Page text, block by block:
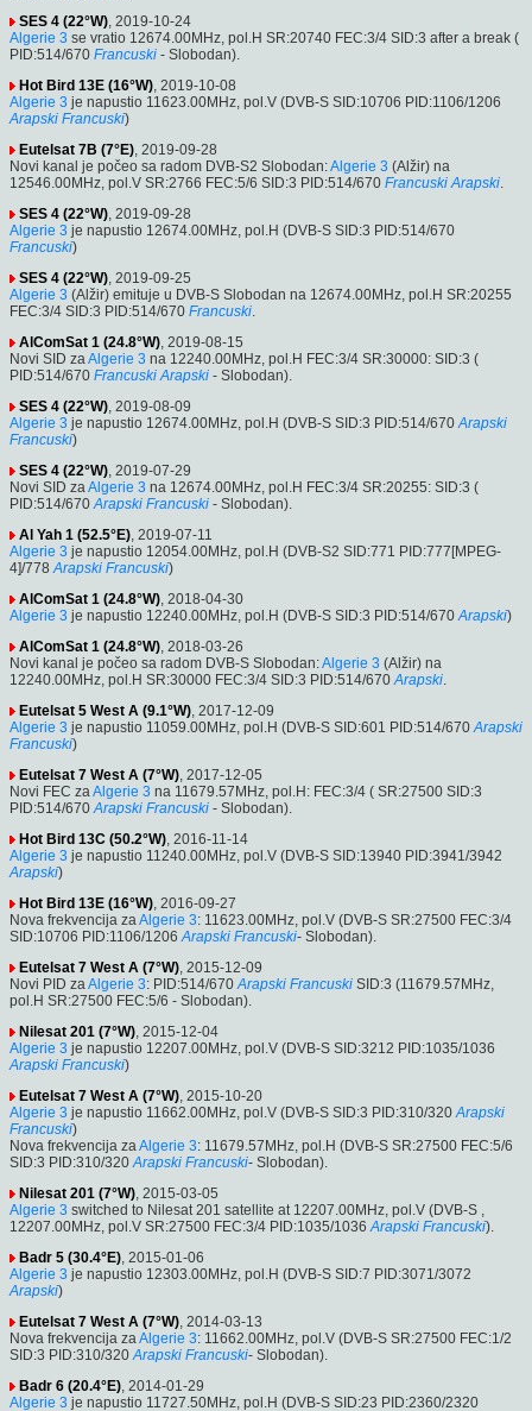
SES 4 (22°W) , 2019-10-24
Algerie 3 se vratio 12674.00MHz, pol.H SR:20740 FEC:3/4 SID:3 after a break (
PID:514/670 Francuski - Slobodan).
Hot Bird 13E (16°W) , 2019-10-08
Algerie 3 je napustio 11623.00MHz, pol.V (DVB-S SID:10706 PID:1106/1206
Arapski Francuski)
Eutelsat 7B (7°E) , 2019-09-28
Novi kanal je počeo sa radom DVB-S2 Slobodan:Algerie 3 (Alžir) na
12546.00MHz, pol.V SR:2766 FEC:5/6 SID:3 PID:514/670 Francuski Arapski
SES 4 (22°W) , 2019-09-28
Algerie 3 je napustio 12674.00MHz, pol.H (DVB-S SID:3 PID:514/670
Francuski)
SES 4 (22°W) , 2019-09-25
Algerie 3 (Alžir) emituje u DVB-S Slobodan na 12674.00MHz, pol.H SR:20255
FEC:3/4 SID:3 PID:514/670 Francuski
AlComSat 1 (24.8°W) , 2019-08-15
Novi SID za Algerie 3 na 12240.00MHz, pol.H FEC:3/4 SR:30000: SID:3 (
PID:514/670 Francuski Arapski - Slobodan).
SES 4 (22°W) , 2019-08-09
Algerie 3 je napustio 12674.00MHz, pol.H (DVB-S SID:3 PID:514/670 Arapski
Francuski)
SES 4 (22°W) , 2019-07-29
Novi SID za Algerie 3 na 12674.00MHz, pol.H FEC:3/4 SR:20255: SID:3 (
PID:514/670 Arapski Francuski - Slobodan).
Al Yah 1 (52.5°E) , 2019-07-11
Algerie 3 je napustio 12054.00MHz, pol.H (DVB-S2 SID:771 PID:777[MPEG-
4]/778 Arapski Francuski)
AlComSat 1 (24.8°W) , 2018-04-30
Algerie 3 je napustio 12240.00MHz, pol.H (DVB-S SID:3 PID:514/670 Arapski)
AlComSat 1 (24.8°W) , 2018-03-26
Novi kanal je počeo sa radom DVB-S Slobodan:Algerie 3 (Alžir) na
12240.00MHz, pol.H SR:30000 FEC:3/4 SID:3 PID:514/670 Arapski
Eutelsat 5 West A (9.1°W) , 2017-12-09
Algerie 3 je napustio 11059.00MHz, pol.H (DVB-S SID:601 PID:514/670 Arapski
Francuski)
Eutelsat 7 West A (7°W) , 2017-12-05
Novi FEC za Algerie 3 na 11679.57MHz, pol.H: FEC:3/4 ( SR:27500 SID:3
PID:514/670 Arapski Francuski - Slobodan).
Hot Bird 13C (50.2°W) , 2016-11-14
Algerie 3 je napustio 11240.00MHz, pol.V (DVB-S SID:13940 PID:3941/3942
Arapski)
Hot Bird 13E (16°W) , 2016-09-27
Nova frekvencija za Algerie 3: 11623.00MHz, pol.V (DVB-S SR:27500 FEC:3/4
SID:10706 PID:1106/1206 Arapski Francuski- Slobodan).
Eutelsat 7 West A (7°W) , 2015-12-09
Novi PID za Algerie 3: PID:514/670 Arapski Francuski SID:3 (11679.57MHz,
pol.H SR:27500 FEC:5/6 - Slobodan).
Nilesat 201 (7°W) , 2015-12-04
Algerie 3 je napustio 12207.00MHz, pol.V (DVB-S SID:3212 PID:1035/1036
Arapski Francuski)
Eutelsat 7 West A (7°W) , 2015-10-20
Algerie 3 je napustio 11662.00MHz, pol.V (DVB-S SID:3 PID:310/320 Arapski
Francuski)
Nova frekvencija za Algerie 3: 11679.57MHz, pol.H (DVB-S SR:27500 FEC:5/6
SID:3 PID:310/320 Arapski Francuski- Slobodan).
Nilesat 201 (7°W) , 2015-03-05
Algerie 3 switched to Nilesat 201 satellite at 12207.00MHz, pol.V (DVB-S ,
12207.00MHz, pol.V SR:27500 FEC:3/4 PID:1035/1036 Arapski Francuski).
Badr 5 (30.4°E) , 2015-01-06
Algerie 3 je napustio 12303.00MHz, pol.H (DVB-S SID:7 PID:3071/3072
Arapski)
Eutelsat 7 West A (7°W) , 2014-03-13
Nova frekvencija za Algerie 3: 11662.00MHz, pol.V (DVB-S SR:27500 FEC:1/2
SID:3 PID:310/320 Arapski Francuski- Slobodan).
Badr 6 (20.4°E) , 2014-01-29
Algerie 3 je napustio 11727.50MHz, pol.H (DVB-S SID:23 PID:2360/2320